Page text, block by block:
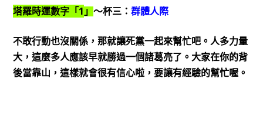
塔羅時運數字「1 」 ～杯三： 群體人際
不敢行動也沒關係，那就讓死黨一起來幫忙吧。人多力量
大，這麼多人應該早就勝過一個諸葛亮了。大家在你的背
後當靠山，這樣就會很有信心啦，要讓有經驗的幫忙喔。